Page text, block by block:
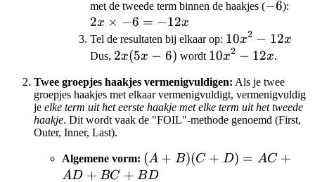
10x^2
met de tweede term binnen de haakjes (-6
−6):
-6 =
2x × −6 = −12x
Tel de resultaten bij elkaar op: 10x^2
- 12x
10x2 − 12x
Dus, 2x(5x-
2x(5x − 6) wordt 10x^2
10x2 − 12x.
Twee groepjes haakjes vermenigvuldigen: Als je twee
groepjes haakjes met elkaar vermenigvuldigt, vermenigvuldig
je elke term uit het eerste haakje met elke term uit het tweede
haakje. Dit wordt vaak de "FOIL"-methode genoemd (First,
Outer, Inner, Last).
Algemene vorm: (A+B)
(C+D)
(A + B)(C + D) = AC +
A D + BC + BD